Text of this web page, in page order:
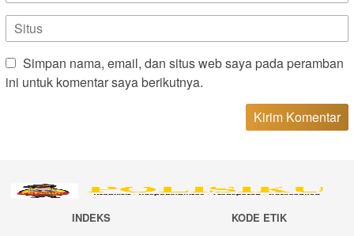
Simpan nama, email, dan situs web saya pada peramban
ini untuk komentar saya berikutnya.
INDEKS
KODE ETIK